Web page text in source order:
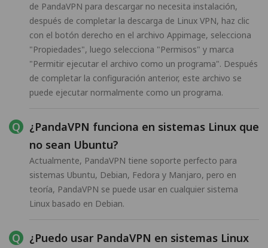
de PandaVPN para descargar no necesita instalación,
después de completar la descarga de Linux VPN, haz clic
con el botón derecho en el archivo Appimage, selecciona
"Propiedades", luego selecciona "Permisos" y marca
"Permitir ejecutar el archivo como un programa". Después
de completar la configuración anterior, este archivo se
puede ejecutar normalmente como un programa.
¿PandaVPN funciona en sistemas Linux que
no sean Ubuntu?
Actualmente, PandaVPN tiene soporte perfecto para
sistemas Ubuntu, Debian, Fedora y Manjaro, pero en
teoría, PandaVPN se puede usar en cualquier sistema
Linux basado en Debian.
¿Puedo usar PandaVPN en sistemas Linux